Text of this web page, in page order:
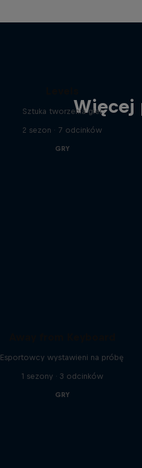
Więcej
Sztuka tworzenia gier
2 sezon · 7 odcinków
GRY
Esportowcy wystawieni na próbę
1 sezony · 3 odcinków
GRY